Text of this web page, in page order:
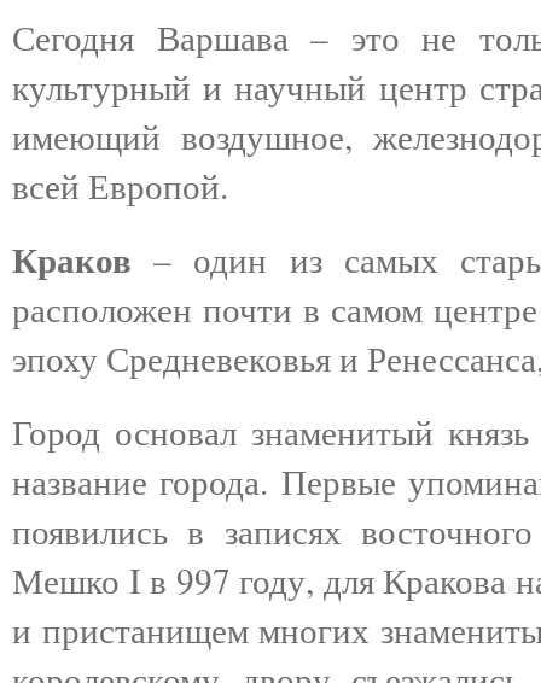
Сегодня Варшава – это не
культурный и научный центр
имеющий воздушное,
всей Европой.
Краков – один из самых
расположен почти в самом
эпоху Средневековья и
Город основал знаменитый
название города. Первые
появились в записях
Мешко I в 997 году, для Кракова
и пристанищем многих